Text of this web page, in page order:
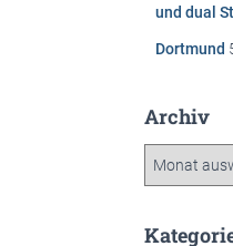
und dual
Dortmund
Archiv
h